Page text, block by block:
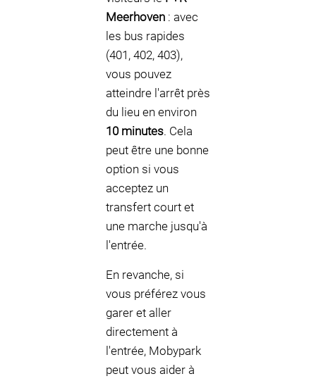
Meerhoven : avec
les bus rapides
(401, 402, 403),
vous pouvez
atteindre l'arrêt près
du lieu en environ
10 minutes. Cela
peut être une bonne
option si vous
acceptez un
transfert court et
une marche jusqu'à
l'entrée.
En revanche, si
vous préférez vous
garer et aller
directement à
l'entrée, Mobypark
peut vous aider à